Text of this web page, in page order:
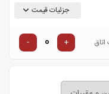
جزئیات قیمت
+
-